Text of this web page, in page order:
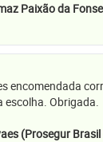
Paixão da
encomendada
escolha. Obrigada.
(Prosegur Brasil